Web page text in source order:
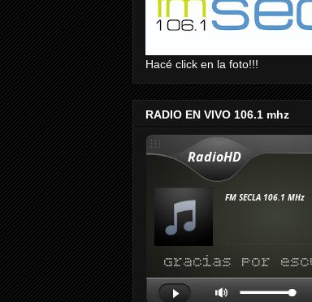
Hacé click en la foto!!!
RADIO EN VIVO 106.1 mhz